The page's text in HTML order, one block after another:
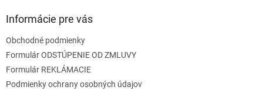
Informácie pre vás
Obchodné podmienky
Formulár ODSTÚPENIE OD ZMLUVY
Formulár REKLÁMACIE
Podmienky ochrany osobných údajov